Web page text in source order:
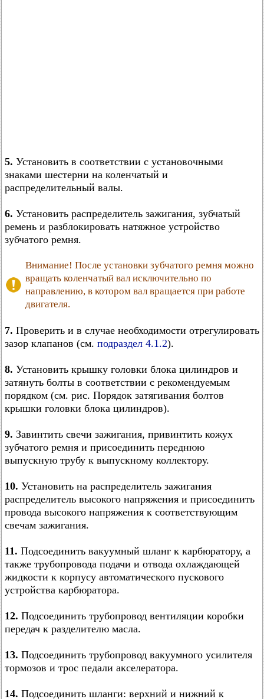
5. Установить в соответствии с установочными
знаками шестерни на коленчатый и
распределительный валы.
6. Установить распределитель зажигания, зубчатый
ремень и разблокировать натяжное устройство
зубчатого ремня.
Внимание! После установки зубчатого ремня можно
вращать коленчатый вал исключительно по
направлению, в котором вал вращается при работе
двигателя.
7. Проверить и в случае необходимости отрегулировать
зазор клапанов (см. подраздел 4.1.2).
8. Установить крышку головки блока цилиндров и
затянуть болты в соответствии с рекомендуемым
порядком (см. рис. Порядок затягивания болтов
крышки головки блока цилиндров).
9. Завинтить свечи зажигания, привинтить кожух
зубчатого ремня и присоединить переднюю
выпускную трубу к выпускному коллектору.
10. Установить на распределитель зажигания
распределитель высокого напряжения и присоединить
провода высокого напряжения к соответствующим
свечам зажигания.
11. Подсоединить вакуумный шланг к карбюратору, а
также трубопровода подачи и отвода охлаждающей
жидкости к корпусу автоматического пускового
устройства карбюратора.
12. Подсоединить трубопровод вентиляции коробки
передач к разделителю масла.
13. Подсоединить трубопровод вакуумного усилителя
тормозов и трос педали акселератора.
14. Подсоединить шланги: верхний и нижний к